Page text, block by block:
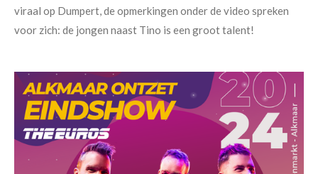
viraal op Dumpert, de opmerkingen onder de video spreken
voor zich: de jongen naast Tino is een groot talent!